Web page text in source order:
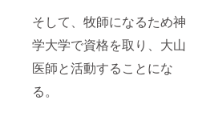
そして、牧師になるため神
学大学で資格を取り、大山
医師と活動することにな
る。